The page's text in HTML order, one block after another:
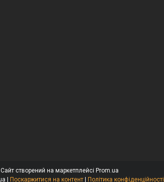
Сайт створений на маркетплейсі Prom.ua
Поскаржитися на контент Політика конфіденційності